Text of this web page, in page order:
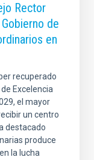
Rector
de
en
recuperado
Excelencia
el mayor
un centro
destacado
produce
la lucha